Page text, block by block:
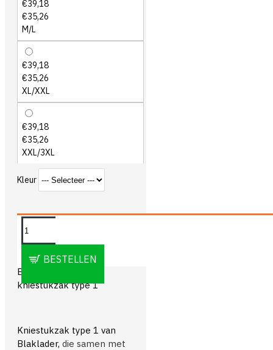
€39,18
€35,26
M/L
€39,18
€35,26
XL/XXL
€39,18
€35,26
XXL/3XL
Kleur
BESTELLEN
OMSCHRIJVING
Blåkläder 4067
kniestukzak type 1
Kniestukzak type 1 van
Blaklader, die samen met